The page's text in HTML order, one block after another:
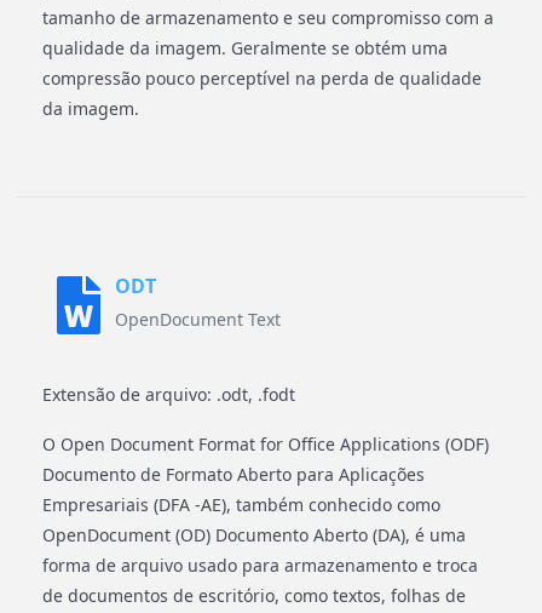
tamanho de armazenamento e seu compromisso com a
qualidade da imagem. Geralmente se obtém uma
compressão pouco perceptível na perda de qualidade
da imagem.
ODT
OpenDocument Text
Extensão de arquivo: .odt, .fodt
O Open Document Format for Office Applications (ODF)
Documento de Formato Aberto para Aplicações
Empresariais (DFA -AE), também conhecido como
OpenDocument (OD) Documento Aberto (DA), é uma
forma de arquivo usado para armazenamento e troca
de documentos de escritório, como textos, folhas de